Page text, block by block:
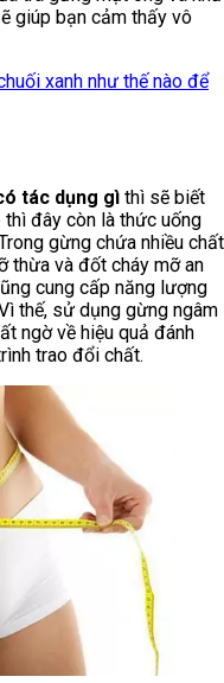
giúp bạn cảm thấy vô
xanh như thế nào để
tác dụng gì thì sẽ biết
đây còn là thức uống
gừng chứa nhiều chất
thừa và đốt cháy mỡ an
cung cấp năng lượng
thế, sử dụng gừng ngâm
ngờ về hiệu quả đánh
trao đổi chất.